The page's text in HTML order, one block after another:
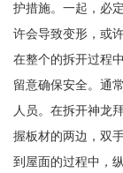
护措施。一起，必
许会导致变形，或许
在整个的拆开过程
留意确保安全。通
人员。在拆开神龙
握板材的两边，双
到屋面的过程中，